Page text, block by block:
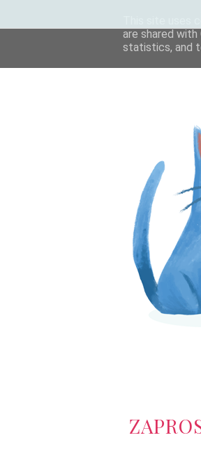
This site uses
are shared
statistics, and